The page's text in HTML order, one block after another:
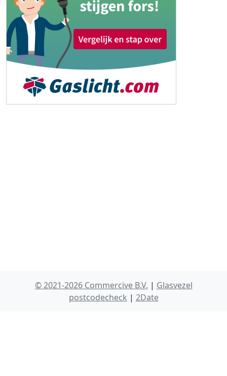
© 2021-2026 Commercive B.V. | Glasvezel
postcodecheck | 2Date